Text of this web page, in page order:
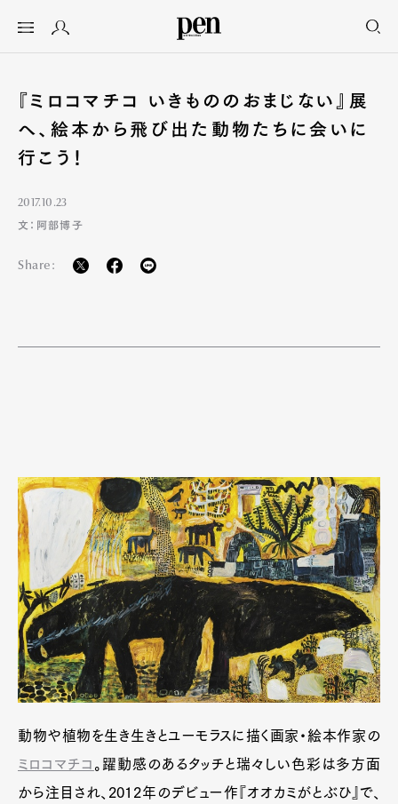
『ミロコマチコ いきもののおまじない』展
へ、絵本から飛び出た動物たちに会いに
行こう！
2017.10.23
文：阿部博子
Share:
動物や植物を生き生きとユーモラスに描く画家・絵本作家の
ミロコマチコ 。躍動感のあるタッチと瑞々しい色彩は多方面
から注目され、2012年のデビュー作『オオカミがとぶひ』で、